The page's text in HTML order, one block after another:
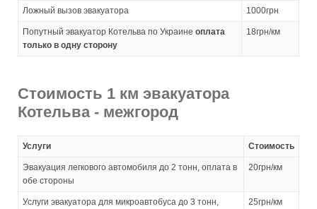
Ложный вызов эвакуатора 1000грн
Попутный эвакуатор Котельва по Украине оплата
только в одну сторону
18грн/км
Стоимость 1 км эвакуатора
Котельва - межгород
Услуги Стоимость
Эвакуация легкового автомобиля до 2 тонн, оплата в
обе стороны
20грн/км
Услуги эвакуатора для микроавтобуса до 3 тонн,
25грн/км